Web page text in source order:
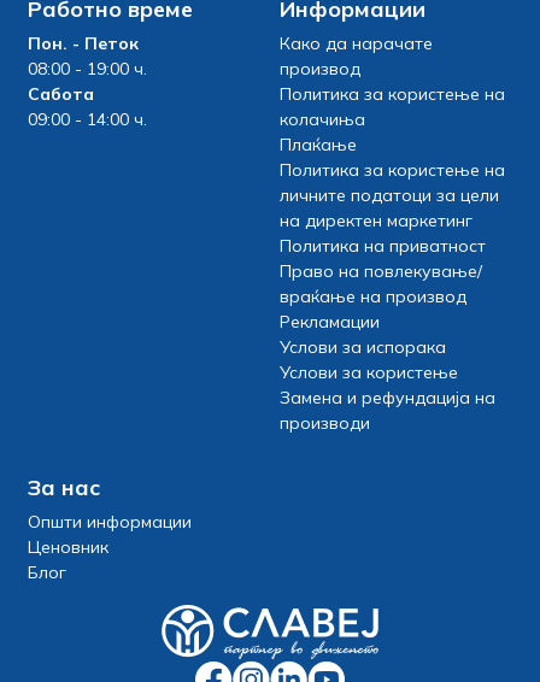
Работно време
Пон. - Петок
08:00 - 19:00 ч.
Сабота
09:00 - 14:00 ч.
Информации
Како да нарачате
производ
Политика за користење на
колачиња
Плаќање
Политика за користење на
личните податоци за цели
на директен маркетинг
Политика на приватност
Право на повлекување/
враќање на производ
Рекламации
Услови за испорака
Услови за користење
Замена и рефундација на
производи
За нас
Општи информации
Ценовник
Блог